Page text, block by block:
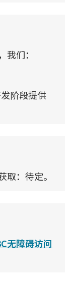
们：
阶段提供
：待定。
无障碍访问